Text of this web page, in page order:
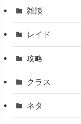
雑談
レイド
攻略
クラス
ネタ